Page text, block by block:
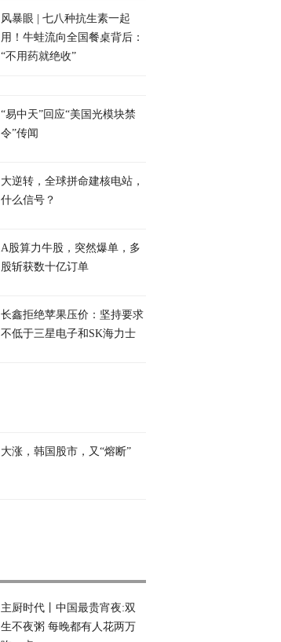
风暴眼 | 七八种抗生素一起
用！牛蛙流向全国餐桌背后：
“不用药就绝收”
“易中天”回应“美国光模块禁
令”传闻
大逆转，全球拼命建核电站，
什么信号？
A股算力牛股，突然爆单，多
股斩获数十亿订单
长鑫拒绝苹果压价：坚持要求
不低于三星电子和SK海力士
大涨，韩国股市，又“熔断”
主厨时代丨中国最贵宵夜:双
生不夜粥 每晚都有人花两万